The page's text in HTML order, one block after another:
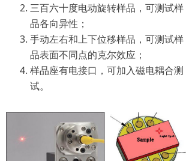
三百六十度电动旋转样品，可测试样
品各向异性；
手动左右和上下位移样品，可测试样
品表面不同点的克尔效应；
样品座有电接口，可加入磁电耦合测
试。